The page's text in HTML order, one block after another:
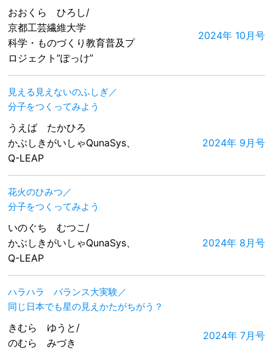
おおくら ひろし/
京都工芸繊維大学
科学・ものづくり教育普及プ
ロジェクト”ぽっけ”
2024年 10月号
見える見えないのふしぎ／
分子をつくってみよう
うえば たかひろ
かぶしきがいしゃQunaSys、
Q-LEAP
2024年 9月号
花火のひみつ／
分子をつくってみよう
いのぐち むつこ/
かぶしきがいしゃQunaSys、
Q-LEAP
2024年 8月号
ハラハラ バランス大実験／
同じ日本でも星の見えかたがちがう？
きむら ゆうと/
のむら みづき
2024年 7月号